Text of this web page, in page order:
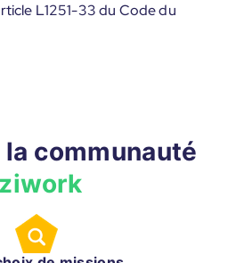
L1251-33 du Code du
communauté